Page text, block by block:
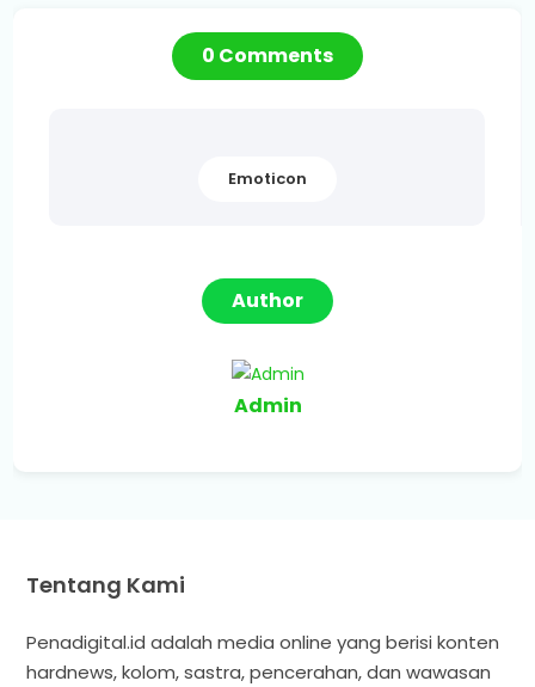
0 Comments
Emoticon
Author
Admin
Tentang Kami
Penadigital.id adalah media online yang berisi konten
hardnews, kolom, sastra, pencerahan, dan wawasan